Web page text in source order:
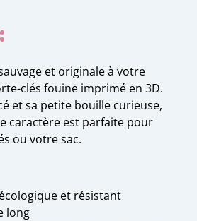
et originale à votre
clés fouine imprimé en 3D.
et sa petite bouille curieuse,
caractère est parfaite pour
ou votre sac.
et résistant
long